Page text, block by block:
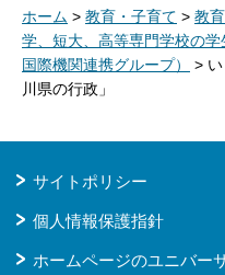
ホーム > 教育・子育て > 教
学、短大、高等専門学校の
国際機関連携グループ）
>
川県の行政」
サイトポリシー
個人情報保護指針
ホームページのユニバー